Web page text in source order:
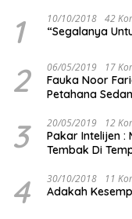
1 10/10/2018 42
“Segalanya
2 06/05/2019 17
Fauka Noor
Petahana
3 20/05/2019 12
Pakar Intelijen :
Tembak Di
4 30/10/2018 11
Adakah